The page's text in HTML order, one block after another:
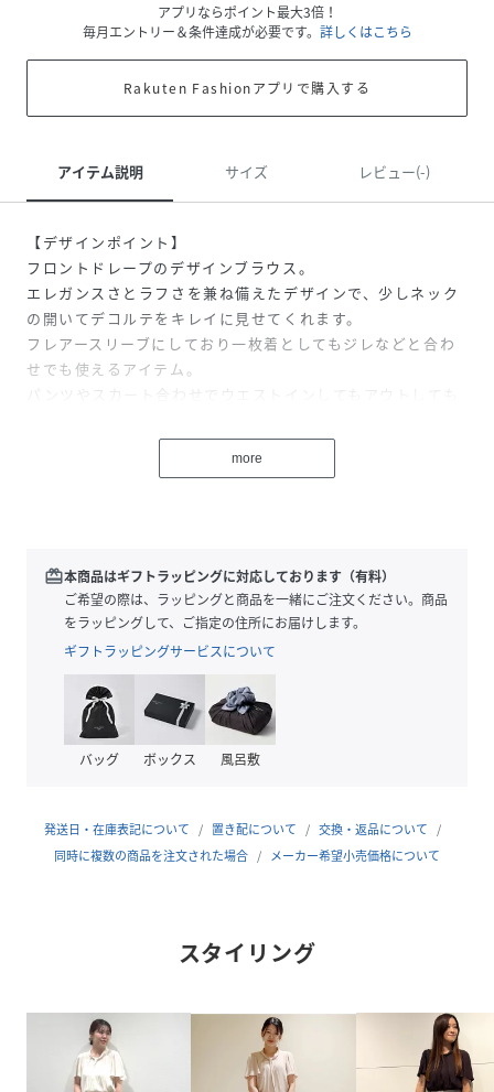
アプリならポイント最大3倍！
毎月エントリー＆条件達成が必要です。 詳しくはこちら
Rakuten Fashionアプリで購入する
アイテム説明 サイズ レビュー(-)
【デザインポイント】
フロントドレープのデザインブラウス。
エレガンスさとラフさを兼ね備えたデザインで、少しネック
の開いてデコルテをキレイに見せてくれます。
フレアースリーブにしており一枚着としてもジレなどと合わ
せでも使えるアイテム。
パンツやスカート合わせでウエストインしてもアウトしても
※照明の関係により、実際よりも色味が違って見える場合が
あります。また、パソコン・スマートフォンなどの環境によ
り、若干製品と画像のカラーが異なる場合もございます。
性別タイプ レディース
日本製
サイズ 34(SS)、36(S)、38(M)、40(L)
SD9029_20260318786751
20260318786751-003-34 SD9029
more
redeem本商品はギフトラッピングに対応しております（有料）
ご希望の際は、ラッピングと商品を一緒にご注文ください。商品
をラッピングして、ご指定の住所にお届けします。
ギフトラッピングサービスについて
バッグ ボックス 風呂敷
発送日・在庫表記について 置き配について
交換・返品について
同時に複数の商品を注文された場合
メーカー希望小売価格について
スタイリング